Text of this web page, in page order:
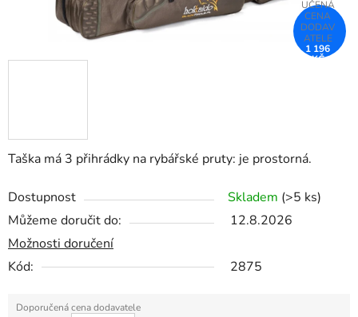
Taška má 3 přihrádky na rybářské pruty: je prostorná.
Dostupnost Skladem (>5 ks)
Můžeme doručit do:
12.8.2026
Možnosti doručení
Kód:
2875
1 196
KČ